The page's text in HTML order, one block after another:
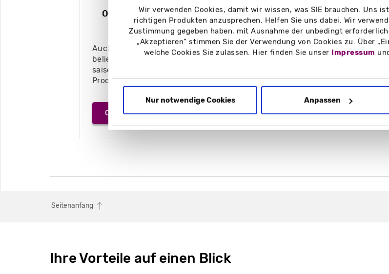
Wir verwenden Cookies, damit wir wissen, was SIE brauchen. Uns
richtigen Produkten anzusprechen. Helfen Sie uns dabei. Wir
Zustimmung gegeben haben, mit Ausnahme der unbedingt
„Akzeptieren“ stimmen Sie der Verwendung von Cookies zu. Über
welche Cookies Sie zulassen. Hier finden Sie unser Impressum
Nur notwendige Cookies Anpassen
Osterverpackung
Auch Ostern ist ein
beliebter Anlass für
saisonale
Produktverpackungen.
OSTERVERPACKUNG
Seitenanfang
Ihre Vorteile auf einen Blick